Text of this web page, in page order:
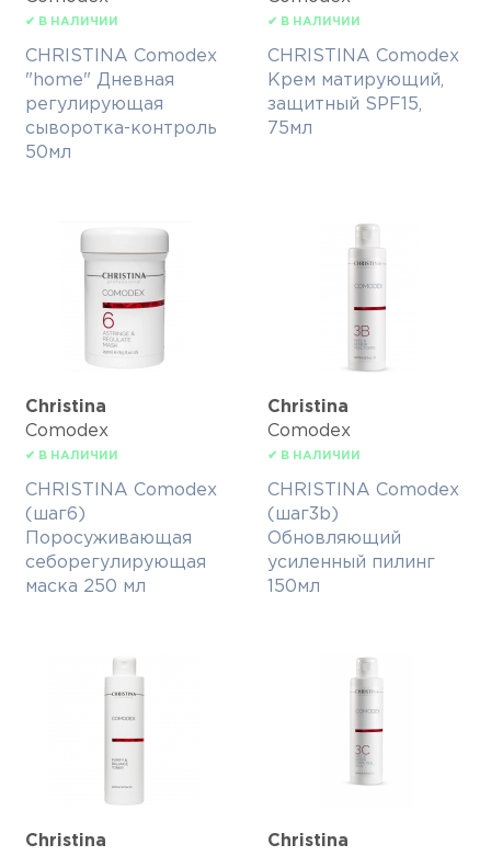
✔ В НАЛИЧИИ
CHRISTINA Comodex
"home" Дневная
регулирующая
сыворотка-контроль
50мл
✔ В НАЛИЧИИ
CHRISTINA Comodex
Крем матирующий,
защитный SPF15,
75мл
Christina
Comodex
✔ В НАЛИЧИИ
CHRISTINA Comodex
(шаг6)
Поросуживающая
себорегулирующая
маска 250 мл
Christina
Comodex
✔ В НАЛИЧИИ
CHRISTINA Comodex
(шаг3b)
Обновляющий
усиленный пилинг
150мл
Christina
Christina